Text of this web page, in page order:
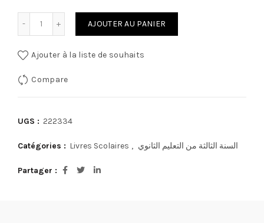
AJOUTER AU PANIER
Ajouter à la liste de souhaits
Compare
UGS : 222334
Catégories : Livres Scolaires , السنة الثالثة من التعليم الثانوي
Partager